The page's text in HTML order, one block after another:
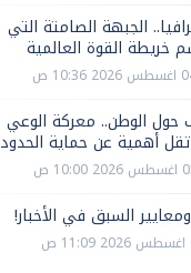
الجبهة الصامتة التي
خريطة القوة العالمية
حول الوطن.. معركة الوعي
تقل أهمية عن حماية الحدود
السبق في الأخبار!